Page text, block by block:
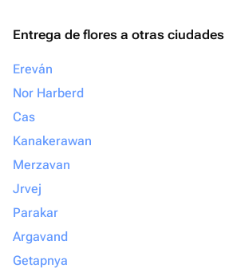
Entrega de flores a otras ciudades
Ereván
Nor Harberd
Cas
Kanakerawan
Merzavan
Jrvej
Parakar
Argavand
Getapnya